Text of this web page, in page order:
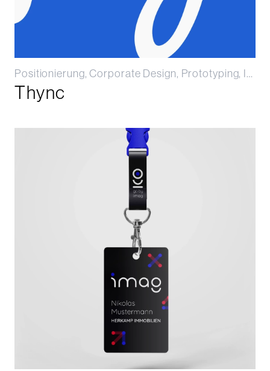
Positionierung, Corporate Design, Prototyping, Implementierung
Thync